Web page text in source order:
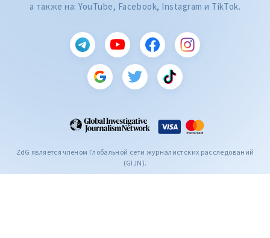
а также на: YouTube, Facebook, Instagram и TikTok.
ZdG является членом Глобальной сети журналистских расследований
(GIJN).
CITEȘTE